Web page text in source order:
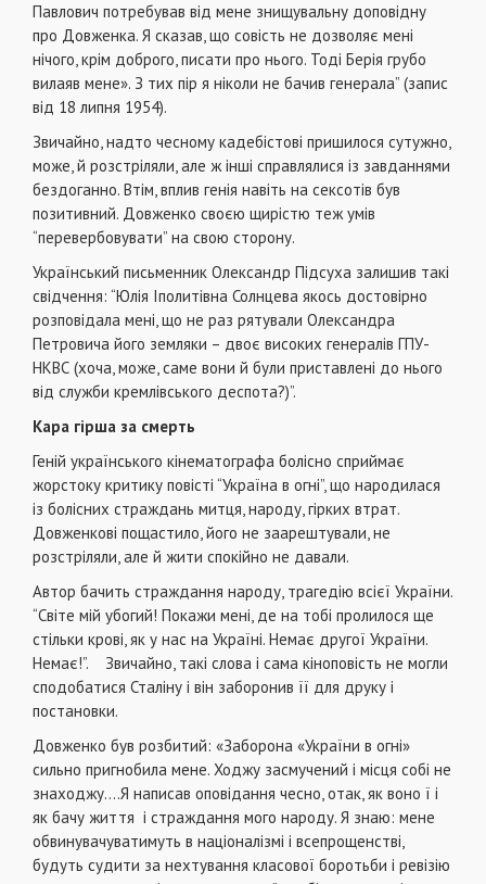
Павлович потребував від мене знищувальну доповідну
про Довженка. Я сказав, що совість не дозволяє мені
нічого, крім доброго, писати про нього. Тоді Берія грубо
вилаяв мене». З тих пір я ніколи не бачив генерала” (запис
від 18 липня 1954).
Звичайно, надто чесному кадебістові пришилося сутужно,
може, й розстріляли, але ж інші справлялися із завданнями
бездоганно. Втім, вплив генія навіть на сексотів був
позитивний. Довженко своєю щирістю теж умів
“перевербовувати” на свою сторону.
Український письменник Олександр Підсуха залишив такі
свідчення: “Юлія Іполитівна Солнцева якось достовірно
розповідала мені, що не раз рятували Олександра
Петровича його земляки – двоє високих генералів ГПУ-
НКВС (хоча, може, саме вони й були приставлені до нього
від служби кремлівського деспота?)”.
Кара гірша за смерть
Геній українського кінематографа болісно сприймає
жорстоку критику повісті “Україна в огні”, що народилася
із болісних страждань митця, народу, гірких втрат.
Довженкові пощастило, його не заарештували, не
розстріляли, але й жити спокійно не давали.
Автор бачить страждання народу, трагедію всієї України.
“Світе мій убогий! Покажи мені, де на тобі пролилося ще
стільки крові, як у нас на Україні. Немає другої України.
Немає!”. Звичайно, такі слова і сама кіноповість не могли
сподобатися Сталіну і він заборонив її для друку і
постановки.
Довженко був розбитий: «Заборона «України в огні»
сильно пригнобила мене. Ходжу засмучений і місця собі не
знаходжу….Я написав оповідання чесно, отак, як воно ї і
як бачу життя і страждання мого народу. Я знаю: мене
обвинувачуватимуть в націоналізмі і всепрощенстві,
будуть судити за нехтування класової боротьби і ревізію